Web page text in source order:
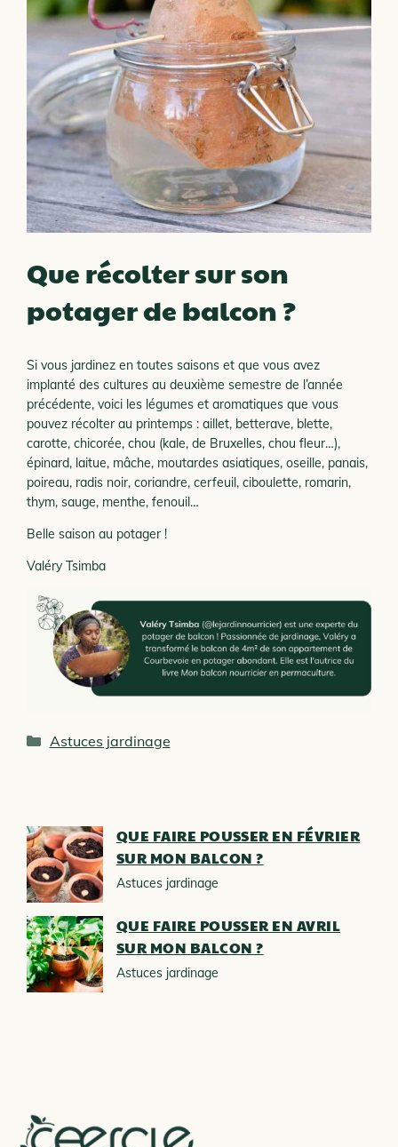
Que récolter sur son
potager de balcon ?
Si vous jardinez en toutes saisons et que vous avez
implanté des cultures au deuxième semestre de l’année
précédente, voici les légumes et aromatiques que vous
pouvez récolter au printemps : aillet, betterave, blette,
carotte, chicorée, chou (kale, de Bruxelles, chou fleur…),
épinard, laitue, mâche, moutardes asiatiques, oseille, panais,
poireau, radis noir, coriandre, cerfeuil, ciboulette, romarin,
thym, sauge, menthe, fenouil…
Belle saison au potager !
Valéry Tsimba
Catégories
Astuces jardinage
QUE FAIRE POUSSER EN FÉVRIER
SUR MON BALCON ?
Astuces jardinage
QUE FAIRE POUSSER EN AVRIL
SUR MON BALCON ?
Astuces jardinage